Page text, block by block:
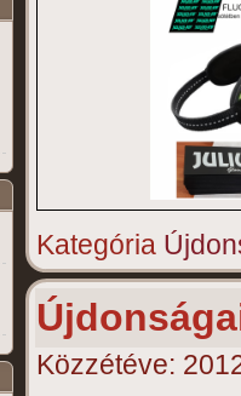
Kategória
Közzétéve: